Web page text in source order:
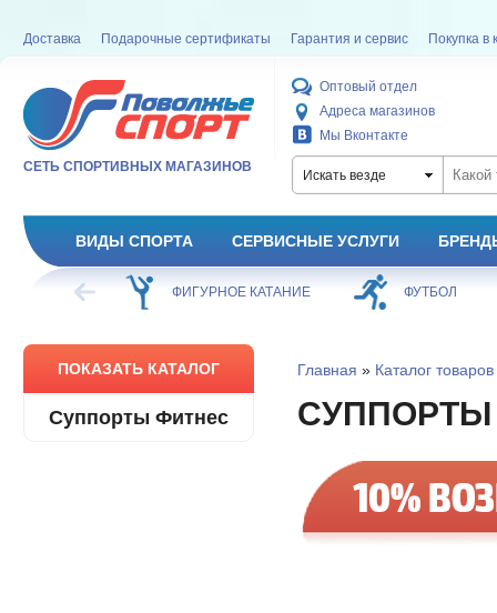
Доставка Подарочные сертификаты Гарантия и сервис Покупка в
СЕТЬ СПОРТИВНЫХ МАГАЗИНОВ
Оптовый отдел
Адреса магазинов
Мы Вконтакте
Искать везде
ВИДЫ СПОРТА СЕРВИСНЫЕ УСЛУГИ
ХОККЕЙ ФИГУРНОЕ КАТАНИЕ ФУТБОЛ
ПОКАЗАТЬ КАТАЛОГ
Суппорты Фитнес
Главная » Каталог товаров
СУППОРТЫ